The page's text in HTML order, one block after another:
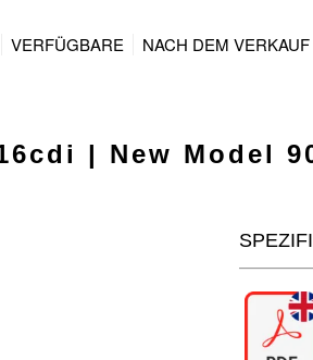
VERFÜGBARE NACH DEM VERKAUF
| New Model